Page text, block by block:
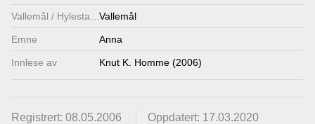
Vallemål / HylestadmålVallemål
Emne Anna
Innlese av Knut K. Homme (2006)
Registrert: 08.05.2006
Oppdatert: 17.03.2020